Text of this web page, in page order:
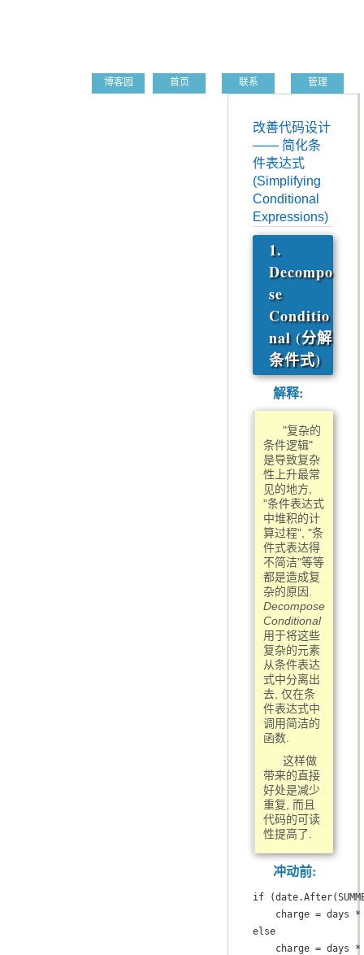
博客园 首页 联系 管理
改善代码设计
—— 简化条
件表达式
(Simplifying
Conditional
Expressions)
1.
Decompo
se
Conditio
nal (分解
条件式)
解释:
"复杂的
条件逻辑"
是导致复杂
性上升最常
见的地方,
"条件表达式
中堆积的计
算过程", "条
件式表达得
不简洁"等等
都是造成复
杂的原因.
Decompose
Conditional
用于将这些
复杂的元素
从条件表达
式中分离出
去, 仅在条
件表达式中
调用简洁的
函数.
这样做
带来的直接
好处是减少
重复, 而且
代码的可读
性提高了.
冲动前:
if
charge = days
else
charge = days *